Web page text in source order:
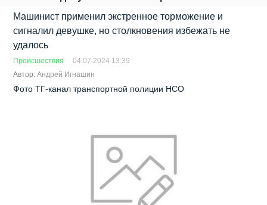
Машинист применил экстренное торможение и
сигналил девушке, но столкновения избежать не
удалось
Происшествия
04.07.2024 13:39
Автор:Андрей Игнашин
Фото ТГ-канал транспортной полиции НСО